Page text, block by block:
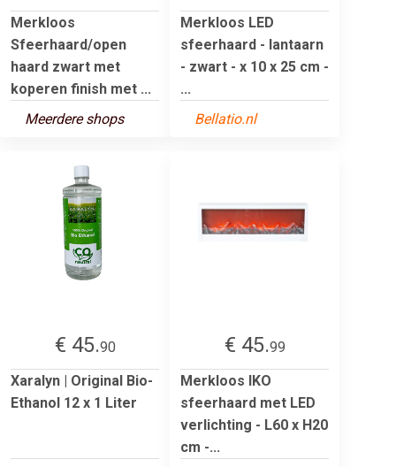
Merkloos
Sfeerhaard/open
haard zwart met
koperen finish met ...
Meerdere shops
Merkloos LED
sfeerhaard - lantaarn
- zwart - x 10 x 25 cm -
...
Bellatio.nl
€ 45.90
Xaralyn | Original Bio-
Ethanol 12 x 1 Liter
€ 45.99
Merkloos IKO
sfeerhaard met LED
verlichting - L60 x H20
cm -...